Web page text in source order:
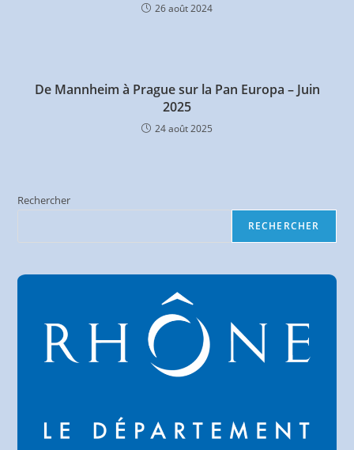
26 août 2024
De Mannheim à Prague sur la Pan Europa – Juin
2025
24 août 2025
Rechercher
RECHERCHER